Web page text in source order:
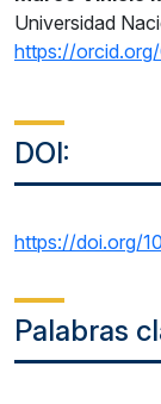
Universidad
https://
DOI:
https://doi.org/
Palabras